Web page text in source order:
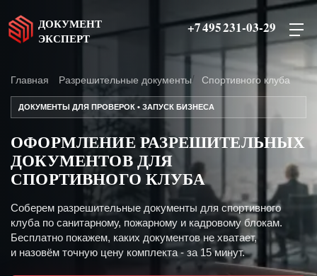
ДОКУМЕНТ
ЭКСПЕРТ
+7 495 231-03-29
Главная Разрешительные документы Спортивного клуба
ДОКУМЕНТЫ ДЛЯ ПРОВЕРОК • ЗАПУСК БИЗНЕСА
ОФОРМЛЕНИЕ РАЗРЕШИТЕЛЬНЫХ
ДОКУМЕНТОВ ДЛЯ
СПОРТИВНОГО КЛУБА
Соберем разрешительные документы для спортивного
клуба по санитарному, пожарному и кадровому блокам.
Бесплатно покажем, каких документов не хватает,
и назовём точную цену комплекта - за 15 минут.